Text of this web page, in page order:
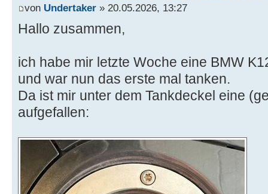
von Undertaker » 20.05.2026, 13:27
Hallo zusammen,
ich habe mir letzte Woche eine BMW
und war nun das erste mal tanken.
Da ist mir unter dem Tankdeckel eine
aufgefallen: